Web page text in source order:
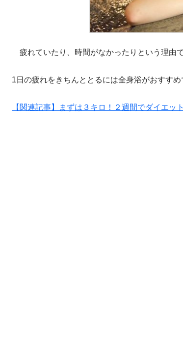
疲れていたり、時間がなかったりという理由
1日の疲れをきちんととるには全身浴がおすす
【関連記事】まずは３キロ！２週間でダイエッ